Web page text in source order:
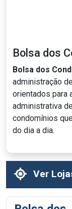
Bolsa dos
Bolsa dos
administração
orientados para
administrativa
condomínios
do dia a dia.
Ver